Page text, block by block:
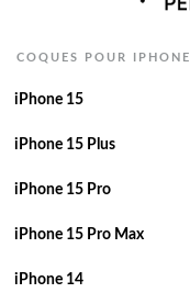
COQUES POUR IPHONE
iPhone 15
iPhone 15 Plus
iPhone 15 Pro
iPhone 15 Pro Max
iPhone 14